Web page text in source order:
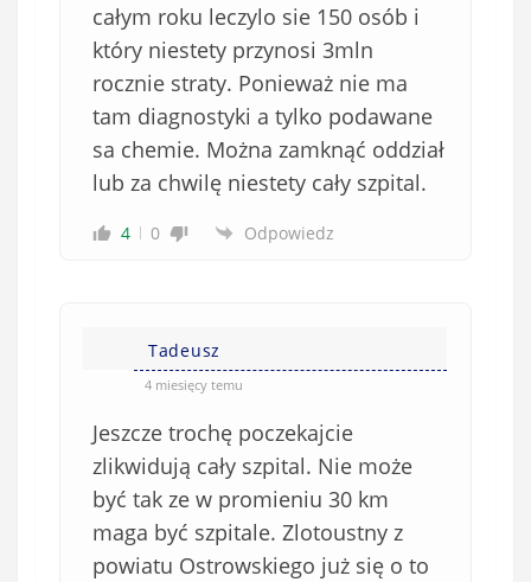
całym roku leczylo sie 150 osób i
który niestety przynosi 3mln
rocznie straty. Ponieważ nie ma
tam diagnostyki a tylko podawane
sa chemie. Można zamknąć oddział
lub za chwilę niestety cały szpital.
4 0 Odpowiedz
Tadeusz
4 miesięcy temu
Jeszcze trochę poczekajcie
zlikwidują cały szpital. Nie może
być tak ze w promieniu 30 km
maga być szpitale. Zlotoustny z
powiatu Ostrowskiego już się o to